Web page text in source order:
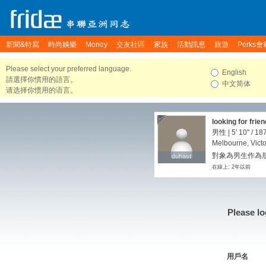
新聞&特寫 時尚娛樂 Money 交友社區 家族 活動訊息 旅遊 Perks會
Please select your preferred language.
請選擇你慣用的語言。
请选择你惯用的语言。
English
中文简体
duhast
duhast
looking for
男性 | 5' 10" /
Melbourne,
對象為男生作為
在線上: 2年以前
Please
用戶名